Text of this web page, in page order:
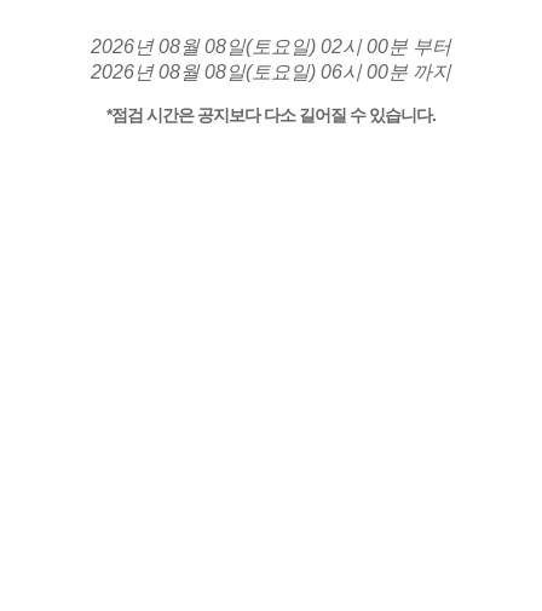
2026년 08월 08일(토요일) 02시 00분 부터
2026년 08월 08일(토요일) 06시 00분 까지
*점검 시간은 공지보다 다소 길어질 수 있습니다.